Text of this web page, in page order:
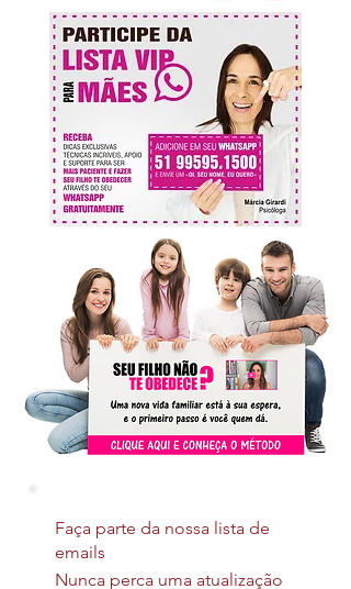
Faça parte da nossa lista de
emails
Nunca perca uma atualização